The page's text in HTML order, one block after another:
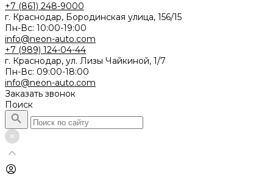
+7 (861) 248-9000
г. Краснодар, Бородинская улица, 156/15
Пн-Вс: 10:00-19:00
info@neon-auto.com
+7 (989) 124-04-44
г. Краснодар, ул. Лизы Чайкиной, 1/7
Пн-Вс: 09:00-18:00
info@neon-auto.com
Заказать звонок
Поиск